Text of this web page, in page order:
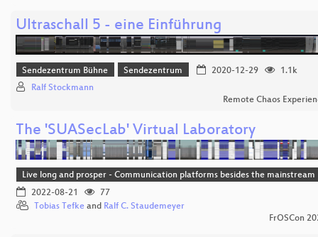
Ultraschall 5 - eine Einführung
Sendezentrum Bühne Sendezentrum 2020-12-29
1.1k
Ralf Stockmann
Remote Chaos
The 'SUASecLab' Virtual Laboratory
Live long and prosper - Communication platforms besides the mainstream
2022-08-21
77
Tobias Tefke and Ralf C. Staudemeyer
FrOSCon